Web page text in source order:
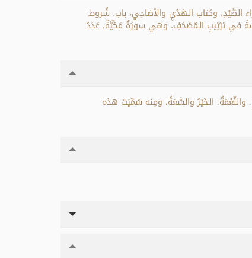
الصَّيْدِ، وكتاب الـهَدْيِ والأضاحِي، باب: شُروط
في ترْتِيبِ الـمُصْحَفِ، وهي سورَةٌ مَكِّيَّةٌ، عَدَدُ
والنِّعْمَةُ: الـخَيْرُ والسَّعَةُ، ومِنه سُمِّيَت هذه